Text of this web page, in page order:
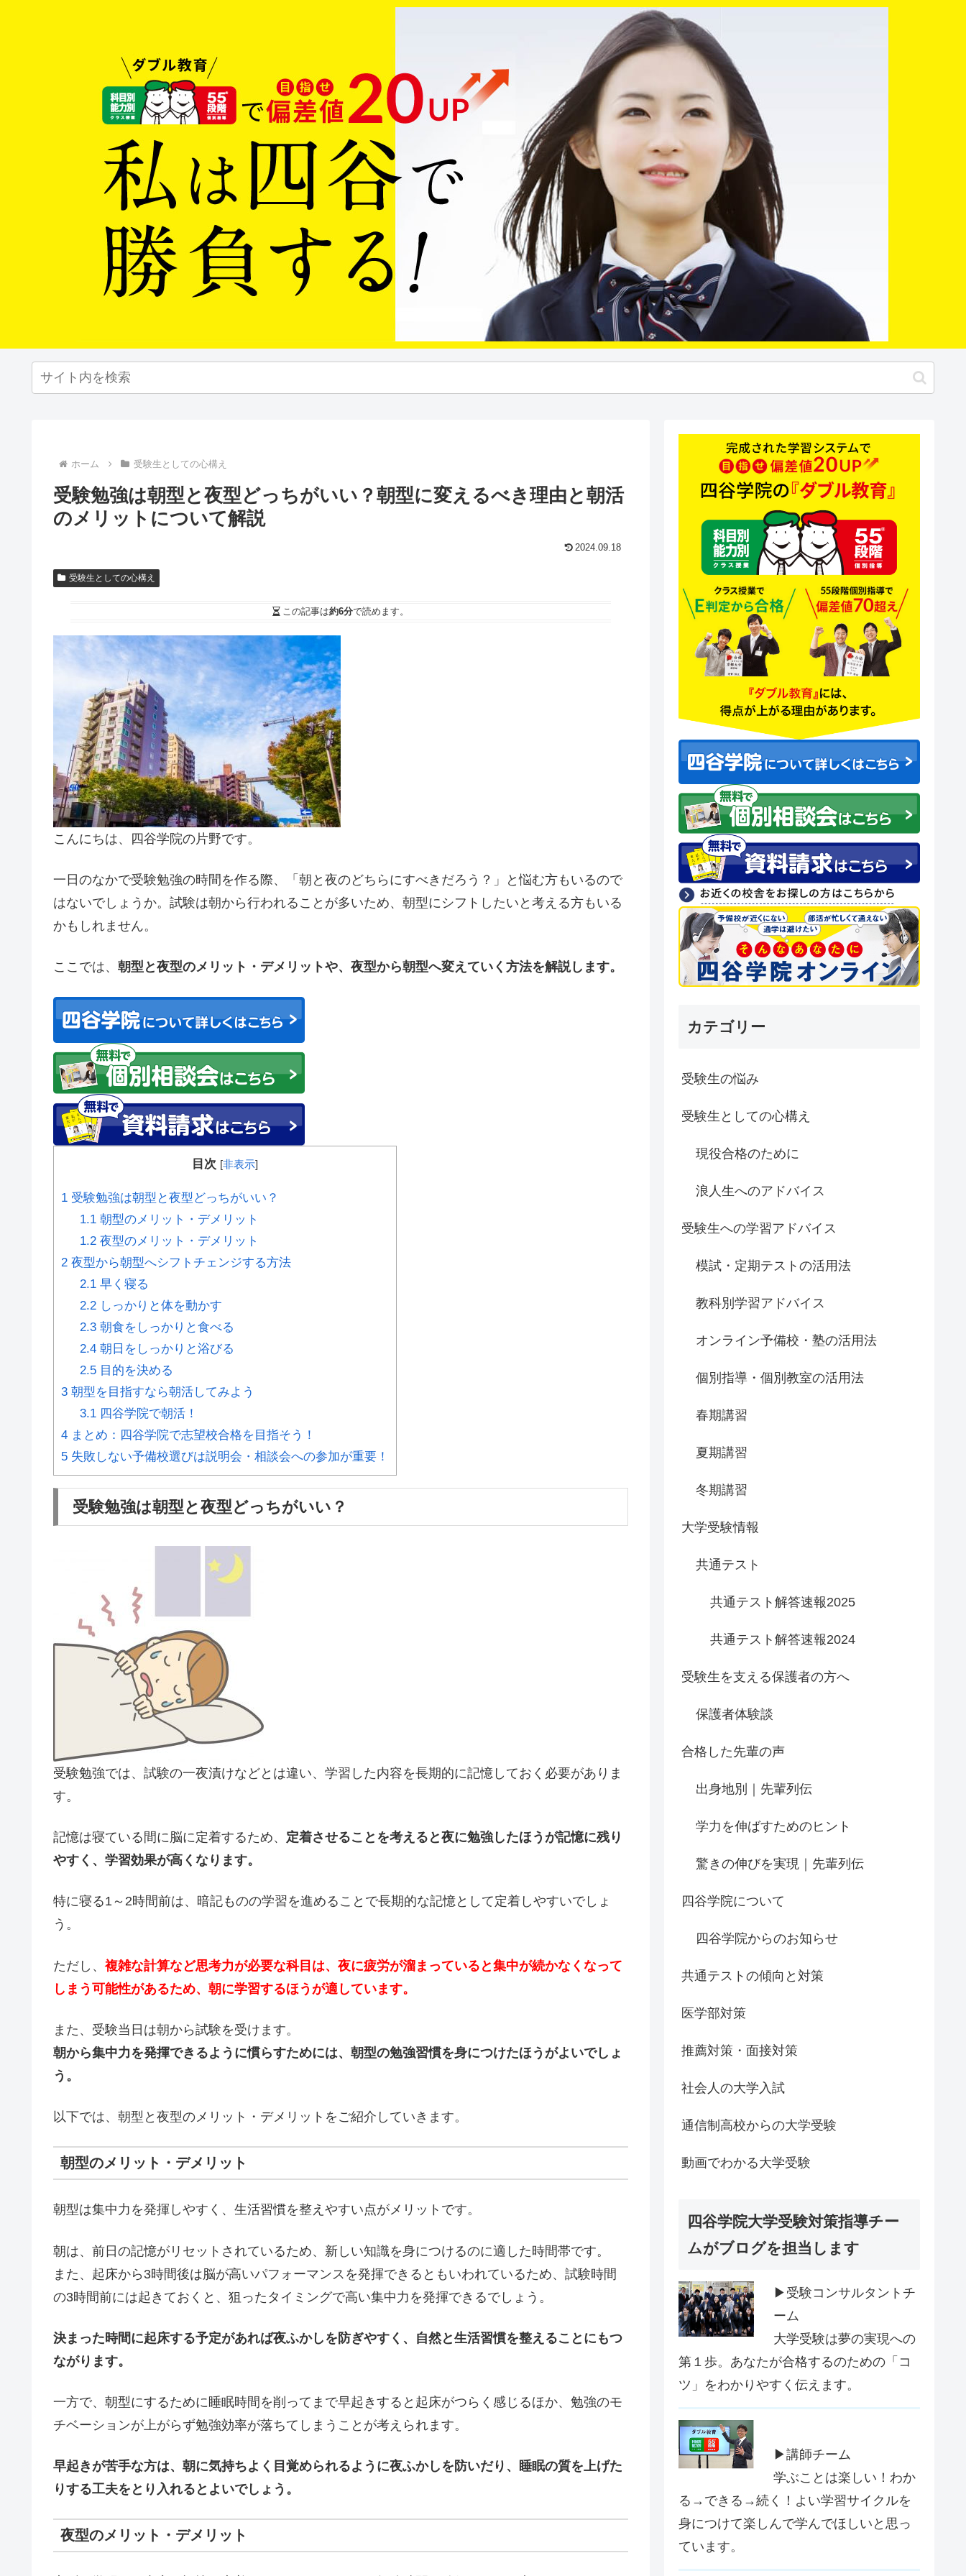
ホーム 受験生としての心構え
受験勉強は朝型と夜型どっちがいい？朝型に変えるべき理由と朝活
のメリットについて解説
2024.09.18
受験生としての心構え
この記事は約6分で読めます。
こんにちは、四谷学院の片野です。
一日のなかで受験勉強の時間を作る際、「朝と夜のどちらにすべきだろう？」と悩む方もいるので
はないでしょうか。試験は朝から行われることが多いため、朝型にシフトしたいと考える方もいる
かもしれません。
ここでは、 朝型と夜型のメリット・デメリットや、夜型から朝型へ変えていく方法を解説します。
目次 [非表示]
1 受験勉強は朝型と夜型どっちがいい？
1.1朝型のメリット・デメリット
1.2夜型のメリット・デメリット
2 夜型から朝型へシフトチェンジする方法
2.1早く寝る
2.2しっかりと体を動かす
2.3朝食をしっかりと食べる
2.4朝日をしっかりと浴びる
2.5目的を決める
3 朝型を目指すなら朝活してみよう
3.1四谷学院で朝活！
4 まとめ：四谷学院で志望校合格を目指そう！
5 失敗しない予備校選びは説明会・相談会への参加が重要！
受験勉強は朝型と夜型どっちがいい？
受験勉強では、試験の一夜漬けなどとは違い、学習した内容を長期的に記憶しておく必要がありま
す。
記憶は寝ている間に脳に定着するため、 定着させることを考えると夜に勉強したほうが記憶に残り
やすく、学習効果が高くなります。
特に寝る1～2時間前は、暗記ものの学習を進めることで長期的な記憶として定着しやすいでしょ
う。
ただし、 複雑な計算など思考力が必要な科目は、夜に疲労が溜まっていると集中が続かなくなって
しまう可能性があるため、朝に学習するほうが適しています。
また、受験当日は朝から試験を受けます。
朝から集中力を発揮できるように慣らすためには、朝型の勉強習慣を身につけたほうがよいでしょ
う。
以下では、朝型と夜型のメリット・デメリットをご紹介していきます。
朝型のメリット・デメリット
朝型は集中力を発揮しやすく、生活習慣を整えやすい点がメリットです。
朝は、前日の記憶がリセットされているため、新しい知識を身につけるのに適した時間帯です。
また、起床から3時間後は脳が高いパフォーマンスを発揮できるともいわれているため、試験時間
の3時間前には起きておくと、狙ったタイミングで高い集中力を発揮できるでしょう。
決まった時間に起床する予定があれば夜ふかしを防ぎやすく、自然と生活習慣を整えることにもつ
ながります。
一方で、朝型にするために睡眠時間を削ってまで早起きすると起床がつらく感じるほか、勉強のモ
チベーションが上がらず勉強効率が落ちてしまうことが考えられます。
早起きが苦手な方は、朝に気持ちよく目覚められるように夜ふかしを防いだり、睡眠の質を上げた
りする工夫をとり入れるとよいでしょう。
夜型のメリット・デメリット
カテゴリー
受験生の悩み
受験生としての心構え
現役合格のために
浪人生へのアドバイス
受験生への学習アドバイス
模試・定期テストの活用法
教科別学習アドバイス
オンライン予備校・塾の活用法
個別指導・個別教室の活用法
春期講習
夏期講習
冬期講習
大学受験情報
共通テスト
共通テスト解答速報2025
共通テスト解答速報2024
受験生を支える保護者の方へ
保護者体験談
合格した先輩の声
出身地別｜先輩列伝
学力を伸ばすためのヒント
驚きの伸びを実現｜先輩列伝
四谷学院について
四谷学院からのお知らせ
共通テストの傾向と対策
医学部対策
推薦対策・面接対策
社会人の大学入試
通信制高校からの大学受験
動画でわかる大学受験
四谷学院大学受験対策指導チー
ムがブログを担当します
▶受験コンサルタントチ
ーム
大学受験は夢の実現への
第１歩。あなたが合格するのための「コ
ツ」をわかりやすく伝えます。
▶講師チーム
学ぶことは楽しい！わか
る→できる→続く！よい学習サイクルを
身につけて楽しんで学んでほしいと思っ
ています。